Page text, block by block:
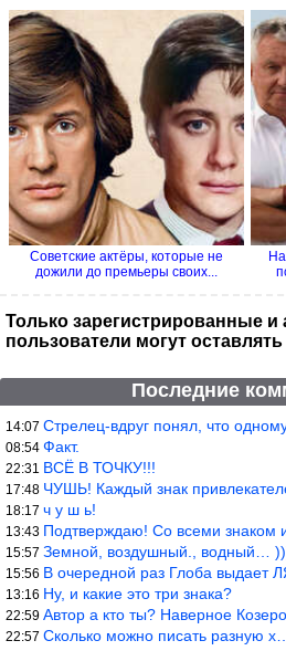
Советские актёры, которые не
дожили до премьеры своих...
Только зарегистрированные
пользователи могут
Последние
14:07 Стрелец-вдруг понял, что
08:54 Факт.
22:31 ВСЁ В ТОЧКУ!!!
17:48 ЧУШЬ! Каждый знак привлекателен! И
18:17 ч у ш ь!
13:43 Подтверждаю! Со всеми знаком
15:57 Земной, воздушный., водный…
15:56 В очередной раз Глоба выдает ЛЯП! А
13:16 Ну, и какие это три знака?
22:59 Автор а кто ты? Наверное
22:57 Сколько можно писать разную х…